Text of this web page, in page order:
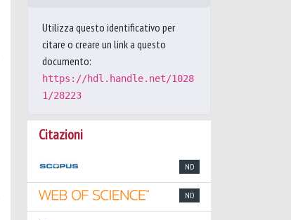
Utilizza questo identificativo per
citare o creare un link a questo
documento:
https://hdl.handle.net/1028
1/28223
Citazioni
ND
ND